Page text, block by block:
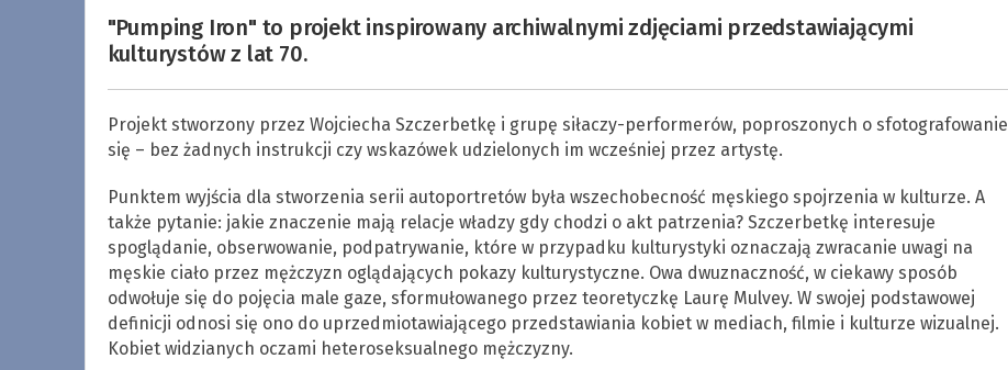
"Pumping Iron" to projekt inspirowany archiwalnymi zdjęciami przedstawiającymi
kulturystów z lat 70.
Projekt stworzony przez Wojciecha Szczerbetkę i grupę siłaczy-performerów, poproszonych o sfotografowanie
się – bez żadnych instrukcji czy wskazówek udzielonych im wcześniej przez artystę.
Punktem wyjścia dla stworzenia serii autoportretów była wszechobecność męskiego spojrzenia w kulturze. A
także pytanie: jakie znaczenie mają relacje władzy gdy chodzi o akt patrzenia? Szczerbetkę interesuje
spoglądanie, obserwowanie, podpatrywanie, które w przypadku kulturystyki oznaczają zwracanie uwagi na
męskie ciało przez mężczyzn oglądających pokazy kulturystyczne. Owa dwuznaczność, w ciekawy sposób
odwołuje się do pojęcia male gaze, sformułowanego przez teoretyczkę Laurę Mulvey. W swojej podstawowej
definicji odnosi się ono do uprzedmiotawiającego przedstawiania kobiet w mediach, filmie i kulturze wizualnej.
Kobiet widzianych oczami heteroseksualnego mężczyzny.